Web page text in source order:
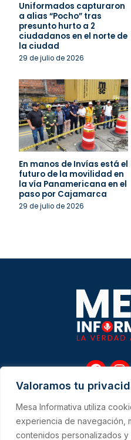
Valoramos tu
Mesa Informativa utiliza
experiencia de navegación,
contenidos personalizados y
Uniformados capturaron
a alias “Pocho” tras
presunto hurto a 2
ciudadanos en el norte de
la ciudad
29 de julio de 2026
En manos de Invías está el
futuro de la movilidad en
la vía Panamericana en el
paso por Cajamarca
29 de julio de 2026
F
a
c
e
b
o
I
n
s
t
a
g